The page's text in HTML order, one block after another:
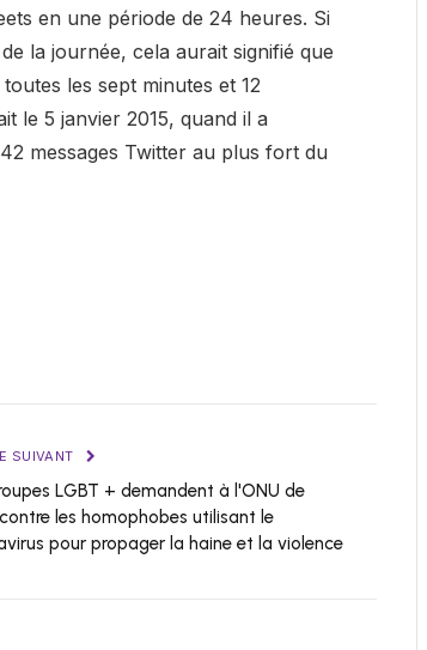
en une période de 24 heures. Si
la journée, cela aurait signifié que
les sept minutes et 12
le 5 janvier 2015, quand il a
messages Twitter au plus fort du
SUIVANT
LGBT + demandent à l'ONU de
les homophobes utilisant le
pour propager la haine et la violence